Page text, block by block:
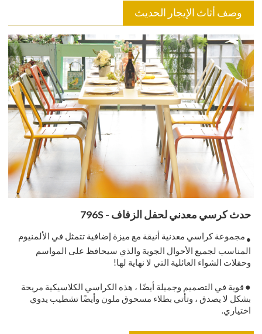
وصف أثاث الإيجار الحديث
حدث كرسي معدني لحفل الزفاف - 796S
● مجموعة كراسي معدنية أنيقة مع ميزة إضافية تتمثل في الألمنيوم
المناسب لجميع الأحوال الجوية والذي سيحافظ على المواسم
وحفلات الشواء العائلية التي لا نهاية لها!
● قوية في التصميم وجميلة أيضًا ، هذه الكراسي الكلاسيكية مريحة
بشكل لا يصدق ، وتأتي بطلاء مسحوق ملون وأيضًا تشطيب يدوي
اختياري.